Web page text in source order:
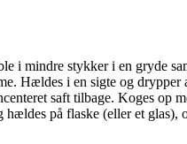
i mindre stykker i en gryde
Hældes i en sigte og drypper
saft tilbage. Koges op
hældes på flaske (eller et glas),